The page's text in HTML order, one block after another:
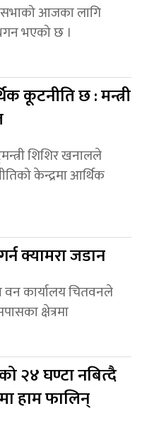
आजका लागि
भएको छ ।
कूटनीति छ : मन्त्री
शिशिर खनालले
केन्द्रमा आर्थिक
क्यामरा जडान
कार्यालय चितवनले
क्षेत्रमा
२४ घण्टा नबित्दै
हाम फालिन्